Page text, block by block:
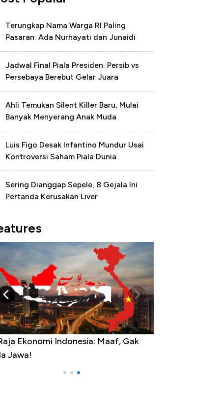
Terungkap Nama Warga RI Paling
Pasaran: Ada Nurhayati dan Junaidi
Jadwal Final Piala Presiden: Persib vs
Persebaya Berebut Gelar Juara
Ahli Temukan Silent Killer Baru, Mulai
Banyak Menyerang Anak Muda
Luis Figo Desak Infantino Mundur Usai
Kontroversi Saham Piala Dunia
Sering Dianggap Sepele, 8 Gejala Ini
Pertanda Kerusakan Liver
Ekonomi Indonesia: Maaf, Gak
Jawa!